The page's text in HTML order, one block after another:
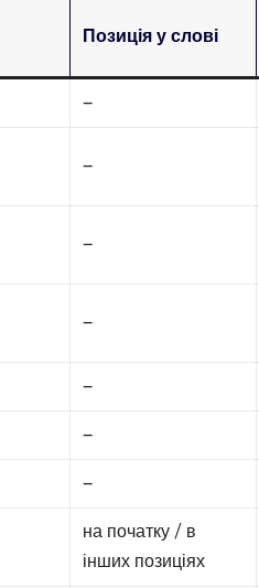
Позиція у слові
—
—
—
—
—
—
—
на початку / в
інших позиціях